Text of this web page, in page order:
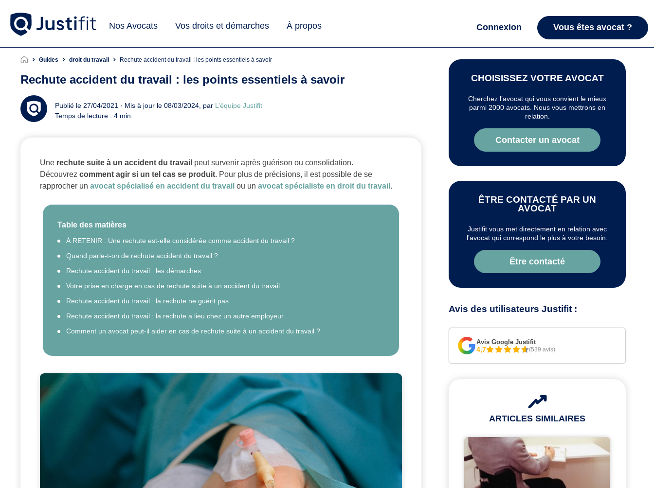
Nos Avocats Vos droits et démarches À propos Connexion Vous êtes avocat ?
Guides droit du travail Rechute accident du travail : les points essentiels à savoir
Rechute accident du travail : les points essentiels à savoir
Publié le 27/04/2021 · Mis à jour le 08/03/2024, par L’équipe Justifit
Temps de lecture : 4 min.
Une rechute suite à un accident du travail peut survenir après guérison ou consolidation.
Découvrez comment agir si un tel cas se produit. Pour plus de précisions, il est possible de se
rapprocher un avocat spécialisé en accident du travail ou un avocat spécialiste en droit du travail .
Table des matières
À RETENIR : Une rechute est-elle considérée comme accident du travail ?
Quand parle-t-on de rechute accident du travail ?
Rechute accident du travail : les démarches
Votre prise en charge en cas de rechute suite à un accident du travail
Rechute accident du travail : la rechute ne guérit pas
Rechute accident du travail : la rechute a lieu chez un autre employeur
Comment un avocat peut-il aider en cas de rechute suite à un accident du travail ?
CHOISISSEZ VOTRE AVOCAT
Cherchez l’avocat qui vous convient le mieux
parmi 2000 avocats. Nous vous mettrons en
relation.
Contacter un avocat
ÊTRE CONTACTÉ PAR UN
AVOCAT
Justifit vous met directement en relation avec
l’avocat qui correspond le plus à votre besoin.
Être contacté
Avis des utilisateurs Justifit :
Avis Google Justifit
4,7 (539 avis)
ARTICLES SIMILAIRES